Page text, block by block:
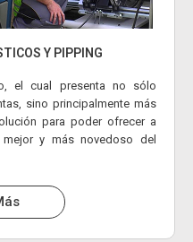
Y PIPPING
el cual presenta no sólo
sino principalmente más
para poder ofrecer a
y más novedoso del